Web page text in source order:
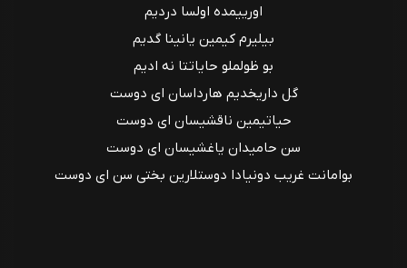
اورییمده اولسا دردیم
بیلیرم کیمین یانینا گدیم
بو ظولملو حایاتتا نه ادیم
گل داریخدیم هارداسان ای دوست
حیاتیمین ناقشیسان ای دوست
سن حامیدان یاغشیسان ای دوست
بو‌امانت غریب دونیادا دوستلارین بختی سن ای دوست